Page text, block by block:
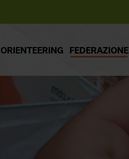
ORIENTEERING FEDERAZIONE